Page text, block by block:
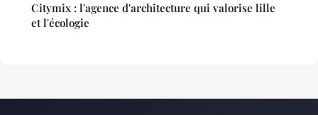
Citymix : l'agence d'architecture qui valorise lille
et l'écologie